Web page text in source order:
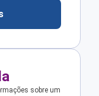
sobre um